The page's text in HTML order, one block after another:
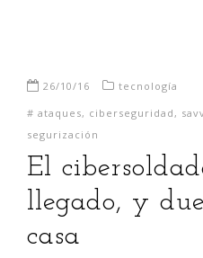
26/10/16
tecnología
# ataques, ciberseguridad ,
segurización
El
llegado, y
casa